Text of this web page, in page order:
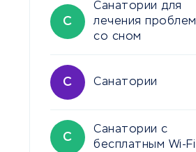
С
Санатории для
лечения проблем
со сном
С Санатории
С
Санатории с
бесплатным Wi-Fi